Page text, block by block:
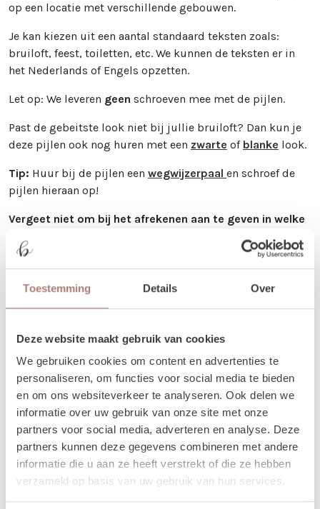
Toestemming Details Over
Deze website maakt gebruik van cookies
We gebruiken cookies om content en advertenties te
personaliseren, om functies voor social media te bieden
en om ons websiteverkeer te analyseren. Ook delen we
informatie over uw gebruik van onze site met onze
partners voor social media, adverteren en analyse. Deze
partners kunnen deze gegevens combineren met andere
informatie die u aan ze heeft verstrekt of die ze hebben
verzameld op basis van uw gebruik van hun services.
op een locatie met verschillende gebouwen.
Je kan kiezen uit een aantal standaard teksten zoals:
bruiloft, feest, toiletten, etc. We kunnen de teksten er in
het Nederlands of Engels opzetten.
Let op: We leveren geen schroeven mee met de pijlen.
Past de gebeitste look niet bij jullie bruiloft? Dan kun je
deze pijlen ook nog huren met een zwarte of blanke look.
Tip: Huur bij de pijlen een wegwijzerpaal en schroef de
pijlen hieraan op!
Vergeet niet om bij het afrekenen aan te geven in welke
Verhuur - Hoe werkt het? In het
kort..
Bij het bestellen: Voer alleen de dagen in waarop je het gebruikt. Trouw
je op 25 april, voer dan 2 keer 25 april in. Duurt jouw event 3 dagen, vul
dan 25-27 april in.
Je kunt de items laten bezorgen of zelf in Utrecht komen ophalen.
De dag voor je event kun je de items ophalen of laten bezorgen. De dag
na je event mag het weer terugbrengen, of halen wij het voor je op! Valt
jouw bezorgdag/terugbreng dag in het weekend? Dan plannen we
daarom heen. Bijvoorbeeld: Jullie trouwen op zaterdag. De items
worden dan op vrijdag bezorgd, en op maandag weer opgehaald. De
verhuurchauffeurs rijden niet op zaterdag of zondag en we zijn dan ook